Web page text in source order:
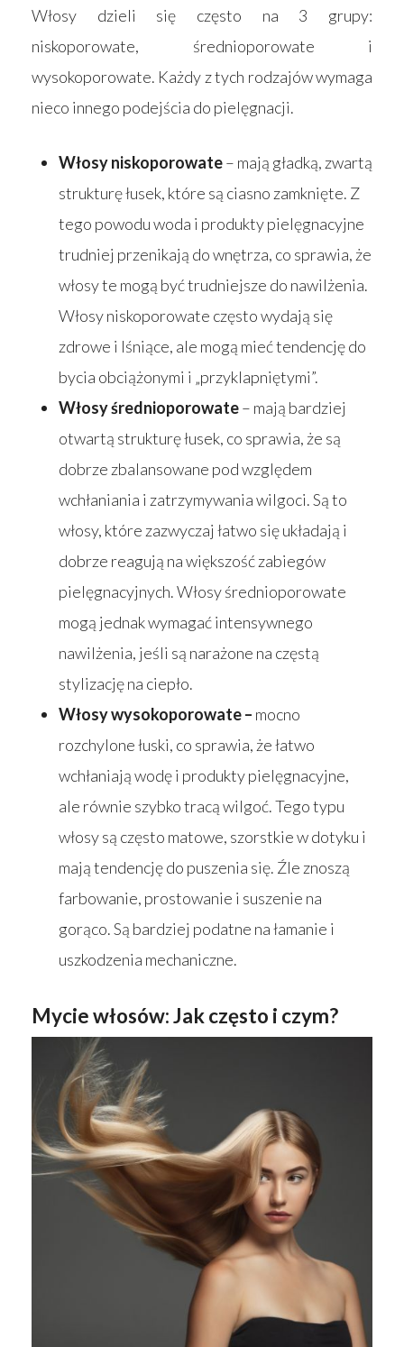
Włosy dzieli się często na 3 grupy:
niskoporowate, średnioporowate i
wysokoporowate. Każdy z tych rodzajów wymaga
nieco innego podejścia do pielęgnacji.
Włosy niskoporowate– mają gładką, zwartą
strukturę łusek, które są ciasno zamknięte. Z
tego powodu woda i produkty pielęgnacyjne
trudniej przenikają do wnętrza, co sprawia, że
włosy te mogą być trudniejsze do nawilżenia.
Włosy niskoporowate często wydają się
zdrowe i lśniące, ale mogą mieć tendencję do
bycia obciążonymi i „przyklapniętymi”.
Włosy średnioporowate– mają bardziej
otwartą strukturę łusek, co sprawia, że są
dobrze zbalansowane pod względem
wchłaniania i zatrzymywania wilgoci. Są to
włosy, które zazwyczaj łatwo się układają i
dobrze reagują na większość zabiegów
pielęgnacyjnych. Włosy średnioporowate
mogą jednak wymagać intensywnego
nawilżenia, jeśli są narażone na częstą
stylizację na ciepło.
Włosy wysokoporowate – mocno
rozchylone łuski, co sprawia, że łatwo
wchłaniają wodę i produkty pielęgnacyjne,
ale równie szybko tracą wilgoć. Tego typu
włosy są często matowe, szorstkie w dotyku i
mają tendencję do puszenia się. Źle znoszą
farbowanie, prostowanie i suszenie na
gorąco. Są bardziej podatne na łamanie i
uszkodzenia mechaniczne.
Mycie włosów: Jak często i czym?